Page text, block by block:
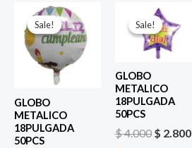
Sale!
Sale!
GLOBO
METALICO
18PULGADA
50PCS
El
precio
original
era:
$ 4.000.
Sale!
Sale!
GLOBO
METALICO
18PULGADA
50PCS
$4.000
El
precio
original
era:
$ 2.800